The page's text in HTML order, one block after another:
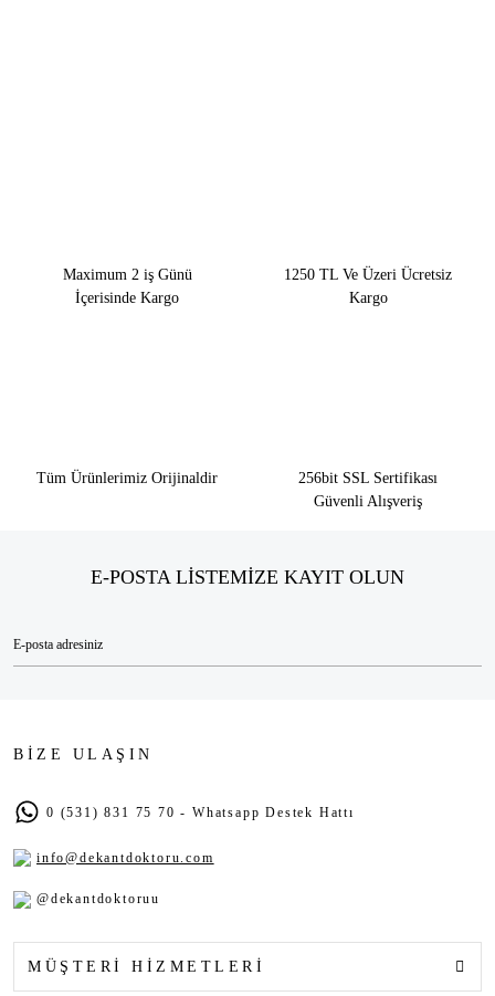
Maximum 2 iş Günü
İçerisinde Kargo
1250 TL Ve Üzeri Ücretsiz
Kargo
Tüm Ürünlerimiz Orijinaldir
256bit SSL Sertifikası
Güvenli Alışveriş
E-POSTA LİSTEMİZE KAYIT OLUN
BİZE ULAŞIN
0 (531) 831 75 70 - Whatsapp Destek Hattı
info@dekantdoktoru.com
@dekantdoktoruu
MÜŞTERİ HİZMETLERİ